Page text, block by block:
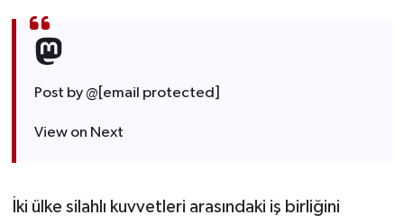
Post by @ [email protected]
View on Next
İki ülke silahlı kuvvetleri arasındaki iş birliğini